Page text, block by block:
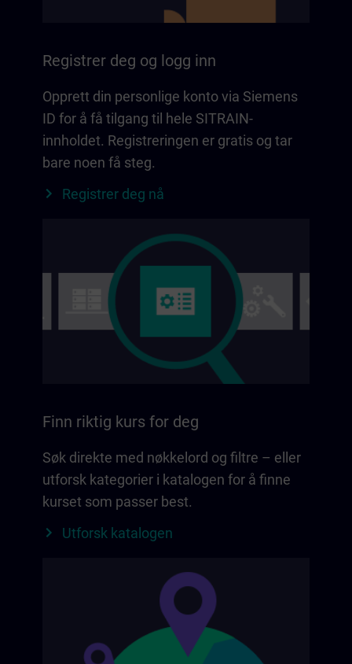
Registrer deg og logg inn
Opprett din personlige konto via Siemens
ID for å få tilgang til hele SITRAIN-
innholdet. Registreringen er gratis og tar
bare noen få steg.
Registrer deg nå
Finn riktig kurs for deg
Søk direkte med nøkkelord og filtre – eller
utforsk kategorier i katalogen for å finne
kurset som passer best.
Utforsk katalogen